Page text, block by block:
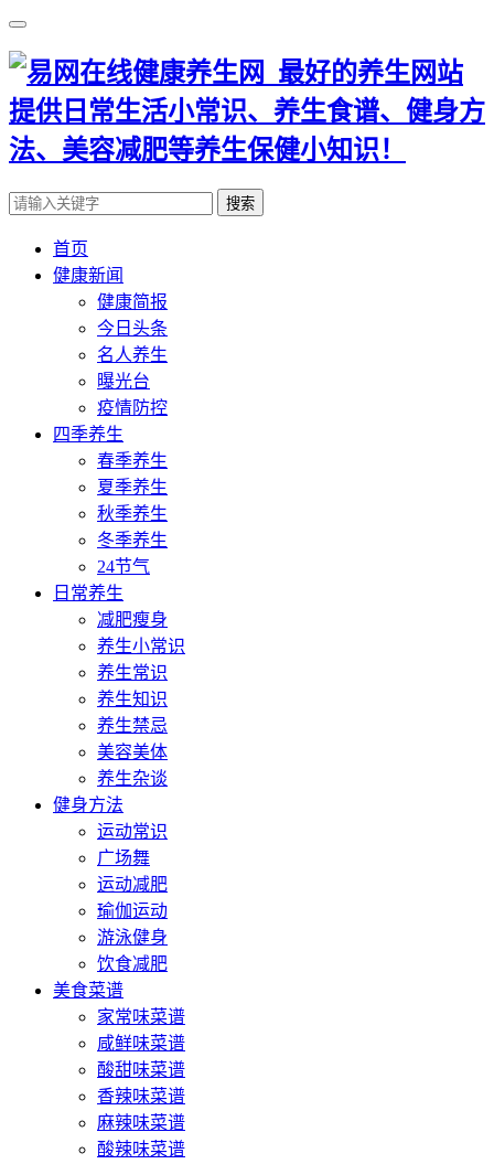
搜索
首页
健康新闻
健康简报
今日头条
名人养生
曝光台
疫情防控
四季养生
春季养生
夏季养生
秋季养生
冬季养生
24节气
日常养生
减肥瘦身
养生小常识
养生常识
养生知识
养生禁忌
美容美体
养生杂谈
健身方法
运动常识
广场舞
运动减肥
瑜伽运动
游泳健身
饮食减肥
美食菜谱
家常味菜谱
咸鲜味菜谱
酸甜味菜谱
香辣味菜谱
麻辣味菜谱
酸辣味菜谱